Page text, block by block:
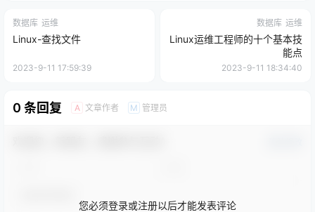
数据库 运维
Linux-查找文件
2023-9-11 17:59:39
数据库 运维
Linux运维工程师的十个基本技
能点
2023-9-11 18:34:40
0 条回复 A 文章作者 M 管理员
您必须登录或注册以后才能发表评论